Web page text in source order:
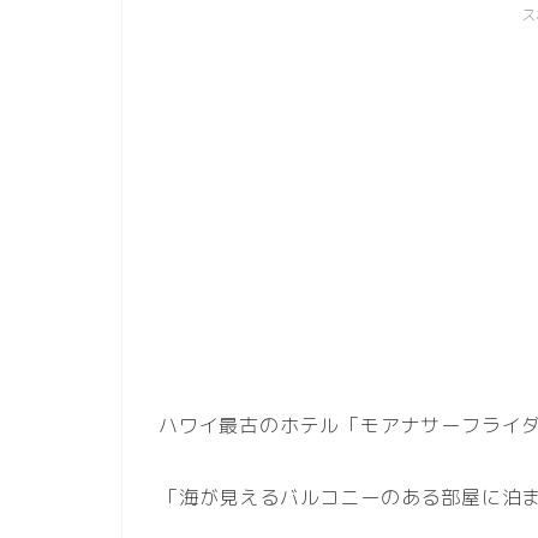
ハワイ最古のホテル「モアナサーフライダ
「海が見えるバルコニーのある部屋に泊